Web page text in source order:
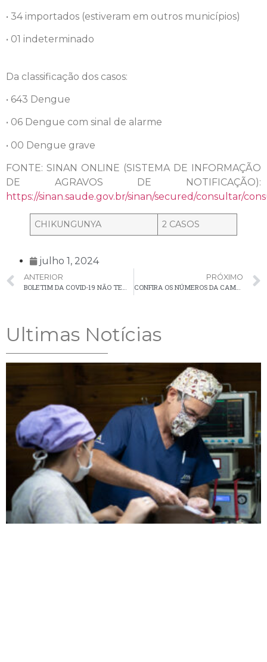
• 34 importados (estiveram em outros municípios)
• 01 indeterminado
Da classificação dos casos:
• 643 Dengue
• 06 Dengue com sinal de alarme
• 00 Dengue grave
FONTE: SINAN ONLINE (SISTEMA DE INFORMAÇÃO
DE AGRAVOS DE NOTIFICAÇÃO):
https://sinan.saude.gov.br/sinan/secured/consultar/
CHIKUNGUNYA 2 CASOS
julho 1, 2024
ANTERIOR
BOLETIM DA COVID-19 NÃO TEM NOVOS CASOS EM PALMEIRA NA ÚLTIMA SEMANA
PRÓXIMO
CONFIRA OS NÚMEROS DA CAMPANHA DE VACINAÇÃO CONTRA INFLUENZA EM PALMEIRA
Ultimas Notícias